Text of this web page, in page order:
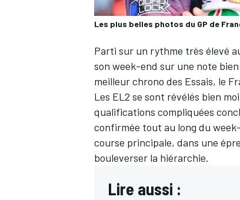
WEC
Les plus belles photos du GP de
Parti sur un rythme très élevé
son week-end sur une note
meilleur chrono des Essais, le
Les EL2 se sont révélés bien
qualifications compliquées
confirmée tout au long du
course principale, dans une
bouleverser la hiérarchie.
Lire aussi :